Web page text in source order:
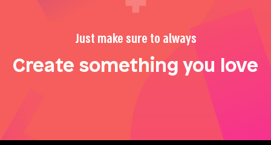
Just make sure to always
Create something you love